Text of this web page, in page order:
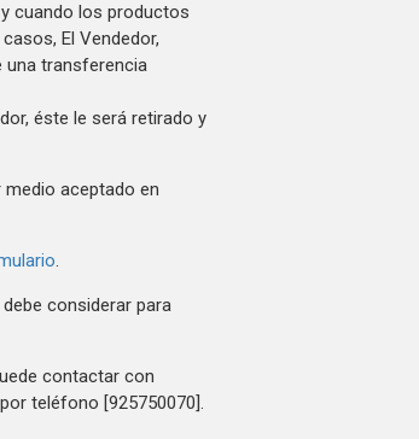
cuando los productos
El Vendedor,
una transferencia
éste le será retirado y
medio aceptado en
.
considerar para
contactar con
teléfono [925750070].